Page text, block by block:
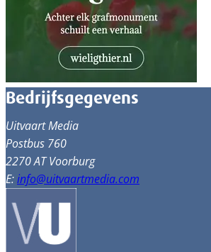
Bedrijfsgegevens
Uitvaart Media
Postbus 760
2270 AT Voorburg
E:info@uitvaartmedia.com